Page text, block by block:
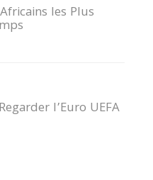
les Plus
l’Euro UEFA